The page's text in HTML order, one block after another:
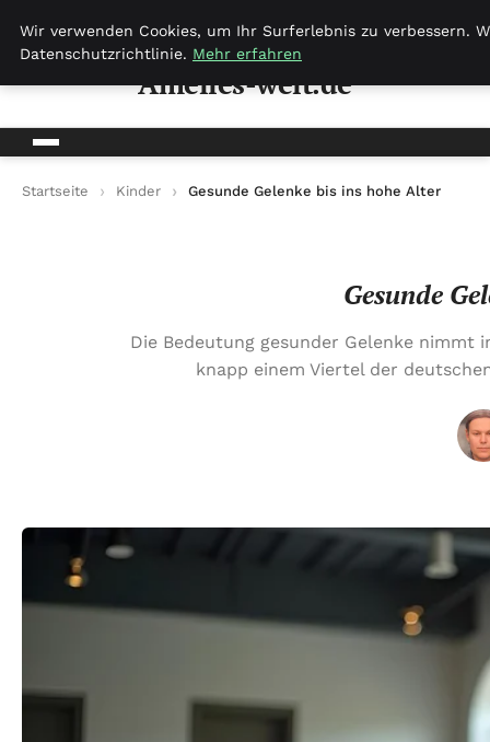
Amelies-welt.de
Startseite Kinder Gesunde Gelenke bis ins hohe Alter
Gesunde
Die Bedeutung gesunder Gelenke nimmt
knapp einem Viertel der
Wir verwenden Cookies, um Ihr Surferlebnis zu verbessern.
Datenschutzrichtlinie. Mehr erfahren